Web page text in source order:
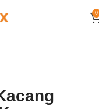
0